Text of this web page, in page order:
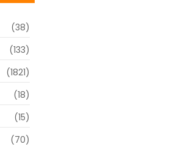
(38)
(133)
(1821)
(18)
(15)
(70)